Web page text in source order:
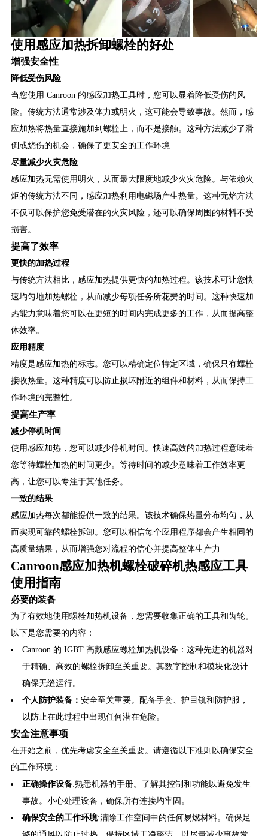
使用感应加热拆卸螺栓的好处
增强安全性
降低受伤风险
当您使用 Canroon 的感应加热工具时，您可以显着降低受伤的风
险。传统方法通常涉及体力或明火，这可能会导致事故。然而，感
应加热将热量直接施加到螺栓上，而不是接触。这种方法减少了滑
倒或烧伤的机会，确保了更安全的工作环境
尽量减少火灾危险
感应加热无需使用明火，从而最大限度地减少火灾危险。与依赖火
炬的传统方法不同，感应加热利用电磁场产生热量。这种无焰方法
不仅可以保护您免受潜在的火灾风险，还可以确保周围的材料不受
损害。
提高了效率
更快的加热过程
与传统方法相比，感应加热提供更快的加热过程。该技术可让您快
速均匀地加热螺栓，从而减少每项任务所花费的时间。这种快速加
热能力意味着您可以在更短的时间内完成更多的工作，从而提高整
体效率。
应用精度
精度是感应加热的标志。您可以精确定位特定区域，确保只有螺栓
接收热量。这种精度可以防止损坏附近的组件和材料，从而保持工
作环境的完整性。
提高生产率
减少停机时间
使用感应加热，您可以减少停机时间。快速高效的加热过程意味着
您等待螺栓加热的时间更少。等待时间的减少意味着工作效率更
高，让您可以专注于其他任务。
一致的结果
感应加热每次都能提供一致的结果。该技术确保热量分布均匀，从
而实现可靠的螺栓拆卸。您可以相信每个应用程序都会产生相同的
高质量结果，从而增强您对流程的信心并提高整体生产力
Canroon感应加热机螺栓破碎机热感应工具
使用指南
必要的装备
为了有效地使用螺栓加热机设备，您需要收集正确的工具和齿轮。
以下是您需要的内容：
Canroon 的 IGBT 高频感应螺栓加热机设备：这种先进的机器对
于精确、高效的螺栓拆卸至关重要。其数字控制和模块化设计
确保无缝运行。
个人防护装备： 安全至关重要。配备手套、护目镜和防护服，
以防止在此过程中出现任何潜在危险。
安全注意事项
在开始之前，优先考虑安全至关重要。请遵循以下准则以确保安全
的工作环境：
正确操作设备:熟悉机器的手册。了解其控制和功能以避免发生
事故。小心处理设备，确保所有连接均牢固。
确保安全的工作环境:清除工作空间中的任何易燃材料。确保足